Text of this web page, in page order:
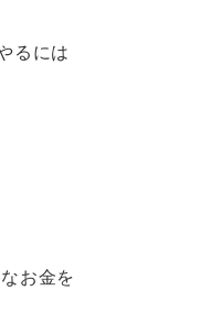
るには
お金を